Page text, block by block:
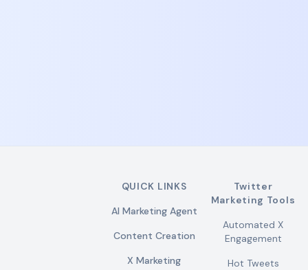
QUICK LINKS
AI Marketing Agent
Content Creation
X Marketing
Twitter
Marketing Tools
Automated X
Engagement
Hot Tweets